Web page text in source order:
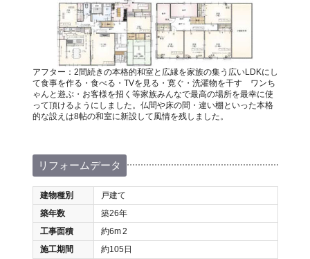
アフター：2間続きの本格的和室と広縁を家族の集う広いLDKにし
て食事を作る・食べる・TVを見る・寛ぐ・洗濯物を干す ワンち
ゃんと遊ぶ・お客様を招く等家族みんなで最高の場所を最幸に使
って頂けるようにしました。仏間や床の間・違い棚といった本格
的な設えは8帖の和室に新設して風情を残しました。
リフォームデータ
建物種別
戸建て
築年数
築26年
工事面積
約6m2
施工期間
約105日